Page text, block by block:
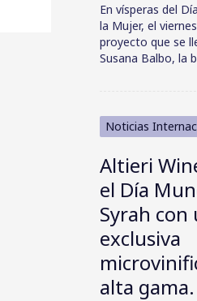
En vísperas del
la Mujer, el
proyecto que se
Susana Balbo, la
Noticias
Altieri
el Día
Syrah con
exclusiva
alta gama.